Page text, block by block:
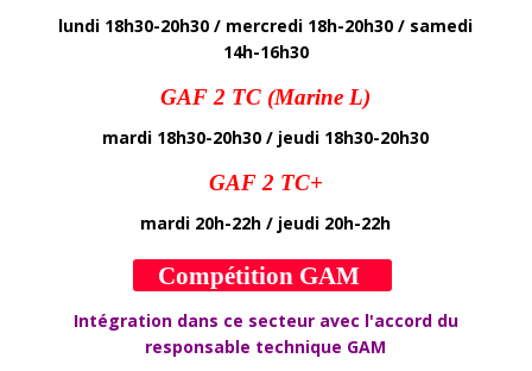
lundi 18h30-20h30 / mercredi 18h-20h30 / samedi
14h-16h30
GAF 2 TC (Marine L)
mardi 18h30-20h30 / jeudi 18h30-20h30
GAF 2 TC+
mardi 20h-22h / jeudi 20h-22h
Compétition GAM
Intégration dans ce secteur avec l'accord du
responsable technique GAM